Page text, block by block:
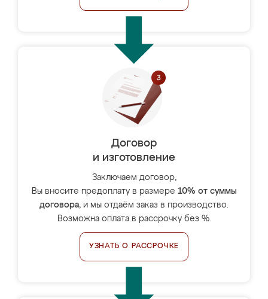
Договор
и изготовление
Заключаем договор,
Вы вносите предоплату в размере 10% от суммы
договора, и мы отдаём заказ в производство.
Возможна оплата в рассрочку без %.
УЗНАТЬ О РАССРОЧКЕ